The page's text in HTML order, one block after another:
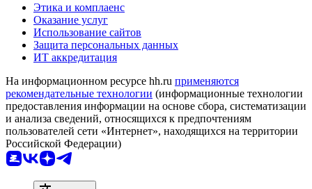
Этика и комплаенс
Оказание услуг
Использование сайтов
Защита персональных данных
ИТ аккредитация
На информационном ресурсе hh.ru применяются
рекомендательные технологии (информационные технологии
предоставления информации на основе сбора, систематизации
и анализа сведений, относящихся к предпочтениям
пользователей сети «Интернет», находящихся на территории
Российской Федерации)